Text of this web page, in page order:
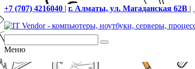
+7 (707) 4216040 | г. Алматы, ул. Магаданская 62В |
Меню